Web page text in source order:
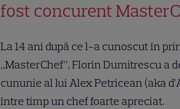
fost concurent
La 14 ani după ce l-a cunoscut în
„MasterChef”, Florin Dumitrescu a
cununie al lui Alex Petricean (aka
între timp un chef foarte apreciat.